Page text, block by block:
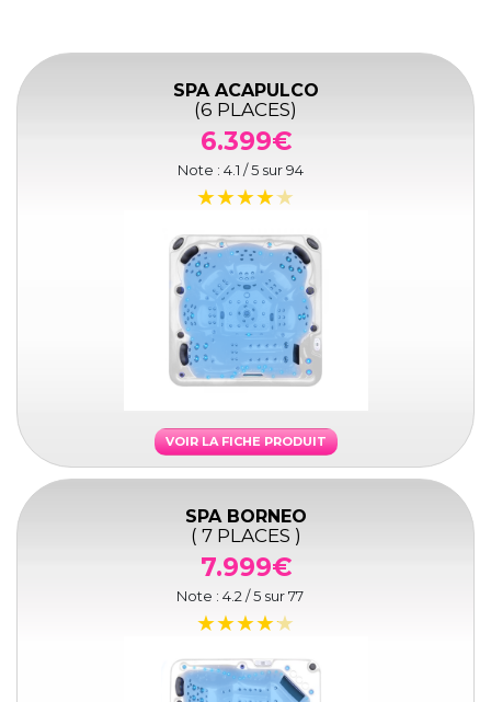
SPA ACAPULCO
(6 PLACES)
6.399€
Note : 4.1 / 5 sur94
VOIR LA FICHE PRODUIT
SPA BORNEO
( 7 PLACES )
7.999€
Note : 4.2 / 5 sur77